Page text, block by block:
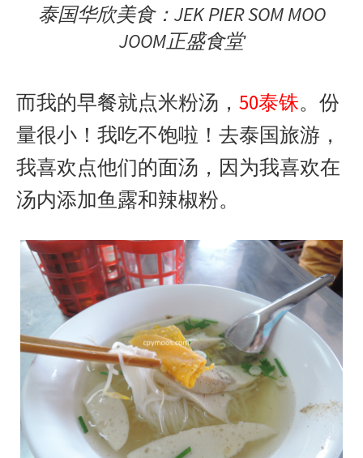
泰国华欣美食：JEK PIER SOM MOO
JOOM正盛食堂
而我的早餐就点米粉汤， 50泰铢。份
量很小！我吃不饱啦！去泰国旅游，
我喜欢点他们的面汤，因为我喜欢在
汤内添加鱼露和辣椒粉。